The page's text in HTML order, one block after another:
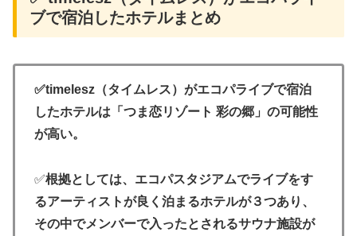
ブで宿泊したホテルまとめ
✅timelesz（タイムレス）がエコパライブで宿泊
したホテルは「つま恋リゾート 彩の郷」の可能性
が高い。
✅根拠としては、エコパスタジアムでライブをす
るアーティストが良く泊まるホテルが３つあり、
その中でメンバーで入ったとされるサウナ施設が